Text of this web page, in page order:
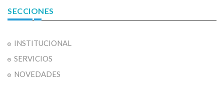
SECCIONES
INSTITUCIONAL
SERVICIOS
NOVEDADES